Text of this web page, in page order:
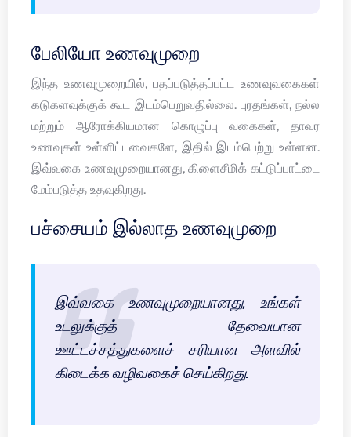
பேலியோ உணவுமுறை
இந்த உணவுமுறையில், பதப்படுத்தப்பட்ட உணவுவகைகள்
கடுகளவுக்குக் கூட இடம்பெறுவதில்லை. புரதங்கள், நல்ல
மற்றும் ஆரோக்கியமான கொழுப்பு வகைகள், தாவர
உணவுகள் உள்ளிட்டவைகளே, இதில் இடம்பெற்று உள்ளன.
இவ்வகை உணவுமுறையானது, கிளைசீமிக் கட்டுப்பாட்டை
மேம்படுத்த உதவுகிறது.
பச்சையம் இல்லாத உணவுமுறை
இவ்வகை உணவுமுறையானது, உங்கள்
உடலுக்குத் தேவையான
ஊட்டச்சத்துகளைச் சரியான அளவில்
கிடைக்க வழிவகைச் செய்கிறது.